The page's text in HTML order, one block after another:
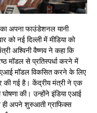
अपना फाउंडेशनल यानी
नई दिल्ली में मीडिया को
अश्विनी वैष्णव ने कहा कि
मॉडल से प्रतिस्पर्धा करने में
एआई मॉडल विकसित करने के लिए
की गई है। केंद्रीय मंत्री ने एक
की। उन्होंने इंडिया एआई
ही अपने शुरुआती ग्राफिक्स